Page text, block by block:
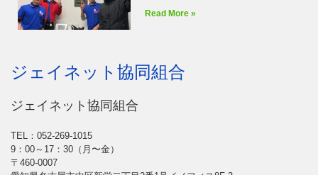
Read More »
ジェイネット協同組合
ジェイネット協同組合
TEL：052-269-1015
9：00～17：30（月〜金）
〒460-0007